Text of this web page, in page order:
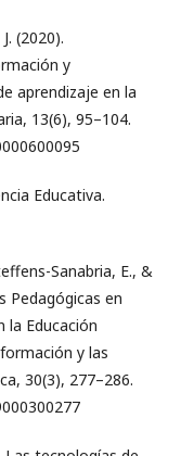
(2020).
y
aprendizaje en la
13(6), 95–104.
Educativa.
Sanabria, E., &
Pedagógicas en
la Educación
y las
30(3), 277–286.